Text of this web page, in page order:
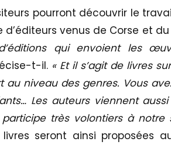
pourront découvrir le
d’éditeurs venus de Corse et
qui envoient les
t-il. « Et il s’agit de livres
au niveau des genres. Vous
Les auteurs viennent
très volontiers à notre
seront ainsi proposées